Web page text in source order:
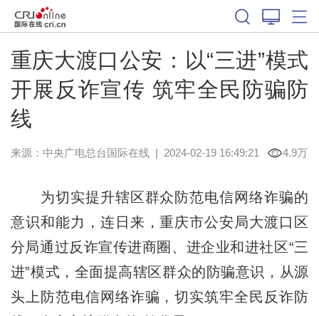
重庆大渡口公安：以“三进”模式
开展反诈宣传 筑牢全民防骗防
线
来源：中央广电总台国际在线| 2024-02-19 16:49:21 4.9万
为切实提升辖区群众防范电信网络诈骗的
意识和能力，连日来，重庆市公安局大渡口区
分局通过反诈宣传进商圈、进企业和进社区“三
进”模式，全面提高辖区群众的防骗意识，从源
头上防范电信网络诈骗，切实筑牢全民反诈防